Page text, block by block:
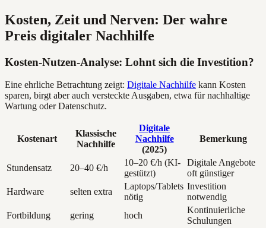
Kosten, Zeit und Nerven: Der wahre
Preis digitaler Nachhilfe
Kosten-Nutzen-Analyse: Lohnt sich die Investition?
Eine ehrliche Betrachtung zeigt: Digitale Nachhilfe kann Kosten
sparen, birgt aber auch versteckte Ausgaben, etwa für nachhaltige
Wartung oder Datenschutz.
Kostenart
Klassische
Nachhilfe
Digitale
Nachhilfe
(2025)
Bemerkung
Stundensatz 20–40 €/h
10–20 €/h (KI-
gestützt)
Digitale Angebote
oft günstiger
Hardware
selten extra
Laptops/Tablets
nötig
Investition
notwendig
Fortbildung
gering hoch
Kontinuierliche
Schulungen